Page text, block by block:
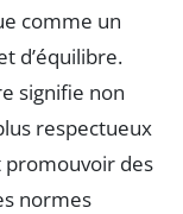
comme un
d’équilibre.
signifie non
respectueux
promouvoir des
normes